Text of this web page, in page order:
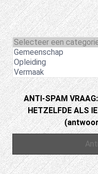
ANTI-SPAM VRAAG:
HETZELFDE ALS